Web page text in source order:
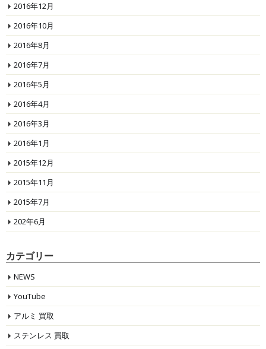
2016年12月
2016年10月
2016年8月
2016年7月
2016年5月
2016年4月
2016年3月
2016年1月
2015年12月
2015年11月
2015年7月
202年6月
カテゴリー
NEWS
YouTube
アルミ 買取
ステンレス 買取